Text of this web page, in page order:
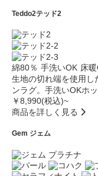
Teddo2テッド2
綿80％ 手洗いOK 床
生地の切れ端を使用し
ンラグ。手洗いOKホ
￥8,990(税込)~
商品を詳しく見る
Gem ジェム